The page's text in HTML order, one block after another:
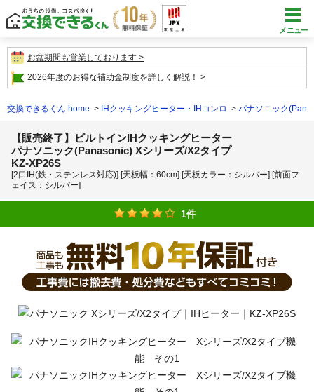
メニュー
お盆期間も営業しております
2026年度のお得な補助金制度を詳しく解説！
交換できるくん home IHクッキングヒーター・IHコンロ パナソニック
【販売終了】ビルトインIHクッキングヒーター
パナソニック(Panasonic) Xシリーズ/X2タイプ
KZ-XP26S
[2口IH(鉄・ステンレス対応)] [天板幅：60cm] [天板カラー：シルバー] [前面フ
ェイス：シルバー]
1件